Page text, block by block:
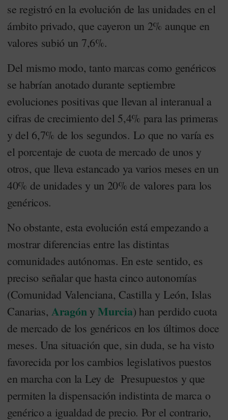
se registró en la evolución de las unidades en el
ámbito privado, que cayeron un 2% aunque en
valores subió un 7,6%.
Del mismo modo, tanto marcas como genéricos
se habrían anotado durante septiembre
evoluciones positivas que llevan al interanual a
cifras de crecimiento del 5,4% para las primeras
y del 6,7% de los segundos. Lo que no varía es
el porcentaje de cuota de mercado de unos y
otros, que lleva estancado ya varios meses en un
40% de unidades y un 20% de valores para los
genéricos.
No obstante, esta evolución está empezando a
mostrar diferencias entre las distintas
comunidades autónomas. En este sentido, es
preciso señalar que hasta cinco autonomías
(Comunidad Valenciana, Castilla y León, Islas
Canarias, AragónyMurcia) han perdido cuota
de mercado de los genéricos en los últimos doce
meses. Una situación que, sin duda, se ha visto
favorecida por los cambios legislativos puestos
en marcha con la Ley de Presupuestos y que
permiten la dispensación indistinta de marca o
genérico a igualdad de precio. Por el contrario,